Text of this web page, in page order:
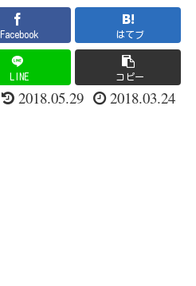
Facebook はてブ
LINE コピー
2018.05.29 2018.03.24